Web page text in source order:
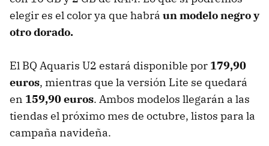
elegir es el color ya que habrá un modelo negro y
otro dorado.
El BQ Aquaris U2 estará disponible por 179,90
euros, mientras que la versión Lite se quedará
en 159,90 euros. Ambos modelos llegarán a las
tiendas el próximo mes de octubre, listos para la
campaña navideña.